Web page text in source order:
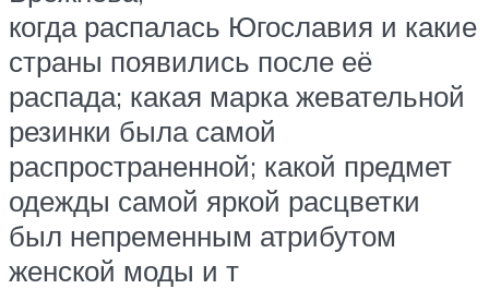
когда распалась Югославия и какие
страны появились после её
распада; какая марка жевательной
резинки была самой
распространенной; какой предмет
одежды самой яркой расцветки
был непременным атрибутом
женской моды и т